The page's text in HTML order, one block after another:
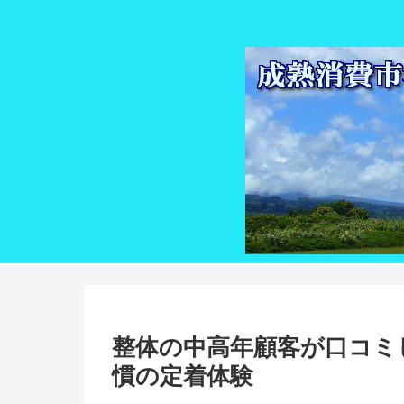
整体の中高年顧客が口コ
慣の定着体験